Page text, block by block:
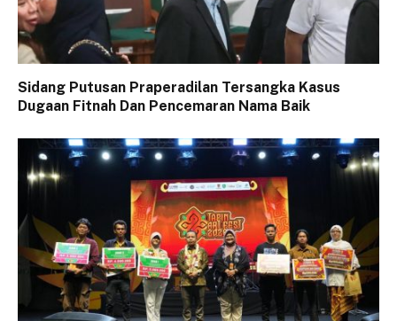
Sidang Putusan Praperadilan Tersangka Kasus
Dugaan Fitnah Dan Pencemaran Nama Baik